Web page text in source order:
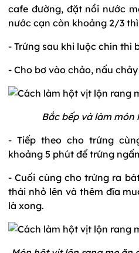
cafe đường, đặt nồi nước
nước cạn còn khoảng 2/3
- Trứng sau khi luộc chín thì
- Cho bơ vào chảo, nấu
Bắc bếp và làm
- Tiếp theo cho trứng
khoảng 5 phút để trứng
- Cuối cùng cho trứng ra
thái nhỏ lên và thêm đĩa
là xong.